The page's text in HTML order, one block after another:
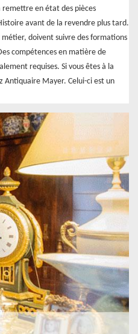
remettre en état des pièces
avant de la revendre plus tard.
doivent suivre des formations
compétences en matière de
requises. Si vous êtes à la
Antiquaire Mayer. Celui-ci est un